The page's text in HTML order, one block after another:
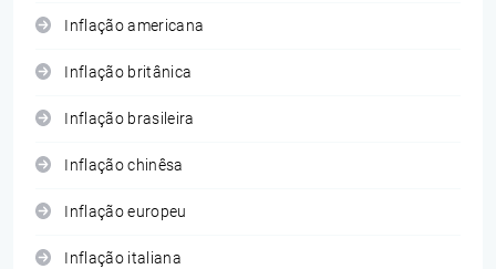
Inflação americana
Inflação britânica
Inflação brasileira
Inflação chinêsa
Inflação europeu
Inflação italiana